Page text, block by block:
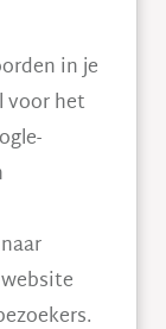
in je
voor het